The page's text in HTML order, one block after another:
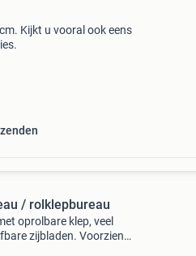
/ rolklepbureau
oprolbare klep, veel
zijbladen. Voorzien